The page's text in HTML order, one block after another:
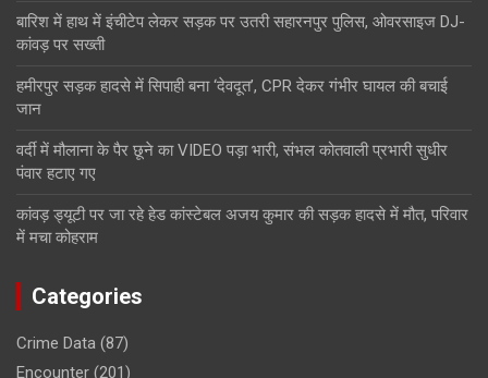
बारिश में हाथ में इंचीटेप लेकर सड़क पर उतरी सहारनपुर पुलिस, ओवरसाइज DJ-
कांवड़ पर सख्ती
हमीरपुर सड़क हादसे में सिपाही बना ‘देवदूत’, CPR देकर गंभीर घायल की बचाई
जान
वर्दी में मौलाना के पैर छूने का VIDEO पड़ा भारी, संभल कोतवाली प्रभारी सुधीर
पंवार हटाए गए
कांवड़ ड्यूटी पर जा रहे हेड कांस्टेबल अजय कुमार की सड़क हादसे में मौत, परिवार
में मचा कोहराम
Categories
Crime Data (87)
Encounter (201)